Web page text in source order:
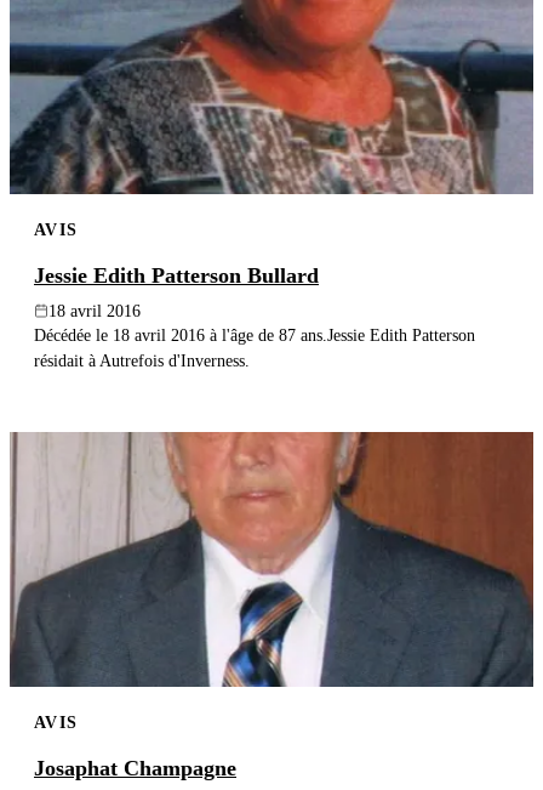
AVIS
Jessie Edith Patterson Bullard
18 avril 2016
Décédée le 18 avril 2016 à l'âge de 87 ans.Jessie Edith Patterson
résidait à Autrefois d'Inverness.
AVIS
Josaphat Champagne